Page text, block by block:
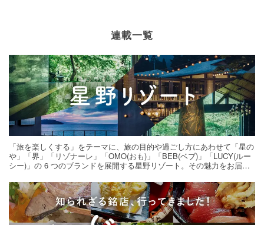
連載一覧
「旅を楽しくする」をテーマに、旅の目的や過ごし方にあわせて「星の
や」「界」「リゾナーレ」「OMO(おも)」「BEB(ベブ)」「LUCY(ルー
シー)」の 6 つのブランドを展開する星野リゾート。その魅力をお届け